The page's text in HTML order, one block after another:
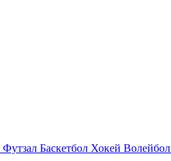
Футзал Баскетбол Хокей Волейбол